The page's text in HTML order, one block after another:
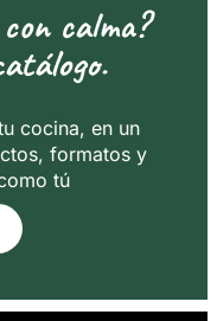
calma?
cocina, en un
formatos y
tú